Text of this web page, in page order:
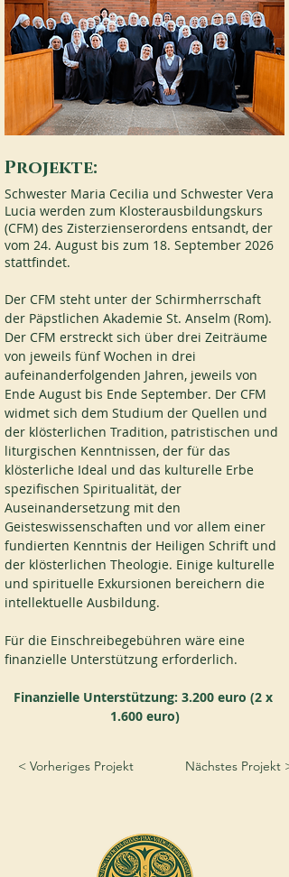
Projekte:
Schwester Maria Cecilia und Schwester Vera
Lucia werden zum Klosterausbildungskurs
(CFM) des Zisterzienserordens entsandt, der
vom 24. August bis zum 18. September 2026
stattfindet.
Der CFM steht unter der Schirmherrschaft
der Päpstlichen Akademie St. Anselm (Rom).
Der CFM erstreckt sich über drei Zeiträume
von jeweils fünf Wochen in drei
aufeinanderfolgenden Jahren, jeweils von
Ende August bis Ende September. Der CFM
widmet sich dem Studium der Quellen und
der klösterlichen Tradition, patristischen und
liturgischen Kenntnissen, der für das
klösterliche Ideal und das kulturelle Erbe
spezifischen Spiritualität, der
Auseinandersetzung mit den
Geisteswissenschaften und vor allem einer
fundierten Kenntnis der Heiligen Schrift und
der klösterlichen Theologie. Einige kulturelle
und spirituelle Exkursionen bereichern die
intellektuelle Ausbildung.
Für die Einschreibegebühren wäre eine
finanzielle Unterstützung erforderlich.
Finanzielle Unterstützung: 3.200 euro (2 x
1.600 euro)
< Vorheriges Projekt Nächstes Projekt >